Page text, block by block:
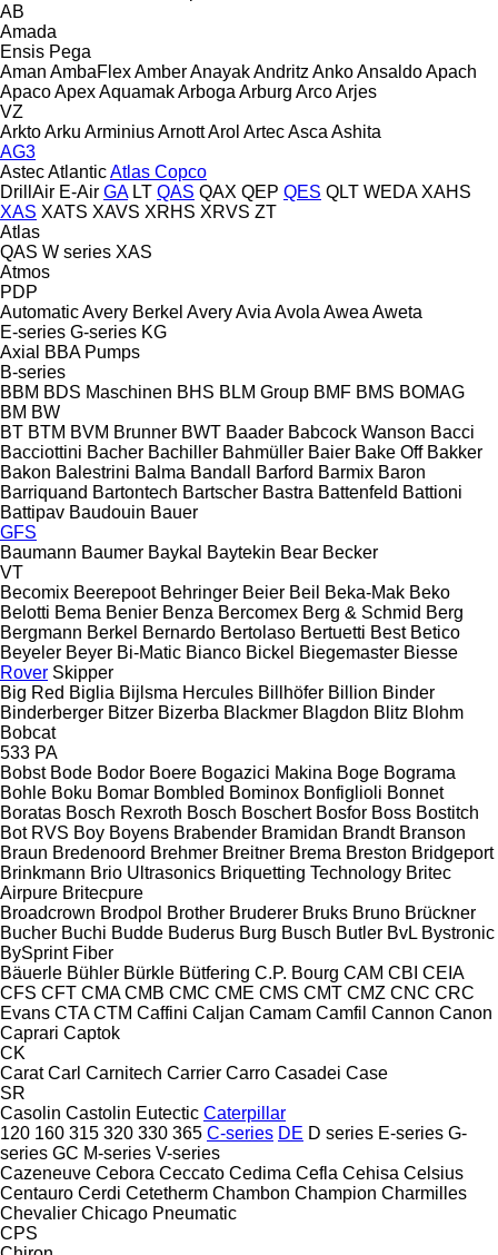
AB
Amada
Ensis Pega
Aman AmbaFlexAmberAnayakAndritz AnkoAnsaldoApach
ApacoApexAquamakArboga Arburg ArcoArjes
VZ
ArktoArku ArminiusArnottArol ArtecAsca Ashita
AG3
AstecAtlanticAtlas Copco
DrillAir E-Air GA LT QAS QAX QEP QES QLT WEDA XAHS
XAS XATS XAVS XRHS XRVS ZT
Atlas
QAS W series XAS
Atmos
PDP
AutomaticAvery Berkel AveryAvia Avola Awea Aweta
E-series G-series KG
Axial
BBA Pumps
B-series
BBM BDS Maschinen BHS BLM Group BMF BMS BOMAG
BM BW
BT BTM BVM Brunner BWT Baader Babcock Wanson Bacci
Bacciottini Bacher Bachiller Bahmüller Baier Bake Off Bakker
Bakon Balestrini Balma Bandall Barford Barmix Baron
Barriquand Bartontech Bartscher Bastra Battenfeld Battioni
Battipav Baudouin Bauer
GFS
Baumann Baumer Baykal Baytekin Bear Becker
VT
Becomix Beerepoot Behringer Beier Beil Beka-Mak Beko
Belotti Bema Benier Benza Bercomex Berg & Schmid Berg
Bergmann Berkel Bernardo Bertolaso Bertuetti Best Betico
Beyeler Beyer Bi-Matic Bianco Bickel Biegemaster Biesse
Rover Skipper
Big Red Biglia Bijlsma Hercules Billhöfer Billion Binder
Binderberger Bitzer Bizerba Blackmer Blagdon Blitz Blohm
Bobcat
533 PA
Bobst Bode Bodor Boere Bogazici Makina Boge Bograma
Bohle Boku Bomar Bombled Bominox Bonfiglioli Bonnet
Boratas Bosch Rexroth Bosch Boschert Bosfor Boss Bostitch
Bot RVS Boy Boyens Brabender Bramidan Brandt Branson
Braun Bredenoord Brehmer Breitner Brema Breston Bridgeport
Brinkmann Brio Ultrasonics Briquetting Technology Britec
Airpure Britecpure
Broadcrown Brodpol Brother Bruderer Bruks Bruno Brückner
Bucher Buchi Budde Buderus Burg Busch Butler BvL Bystronic
BySprint Fiber
Bäuerle Bühler Bürkle Bütfering C.P. Bourg CAM CBI CEIA
CFS CFT CMA CMB CMC CME CMS CMT CMZ CNC CRC
Evans CTA CTM Caffini Caljan Camam Camfil Cannon Canon
Caprari Captok
CK
Carat Carl Carnitech Carrier Carro Casadei Case
SR
Casolin Castolin Eutectic Caterpillar
120 160 315 320 330 365 C-series DE D series E-series G-
series GC M-series V-series
Cazeneuve Cebora Ceccato Cedima Cefla Cehisa Celsius
Centauro Cerdi Cetetherm Chambon Champion Charmilles
Chevalier Chicago Pneumatic
CPS